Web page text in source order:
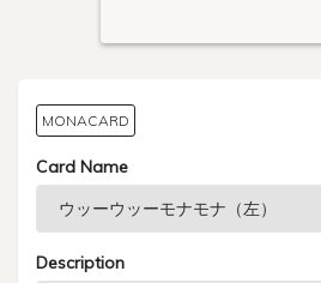
MONACARD
Card Name
Description